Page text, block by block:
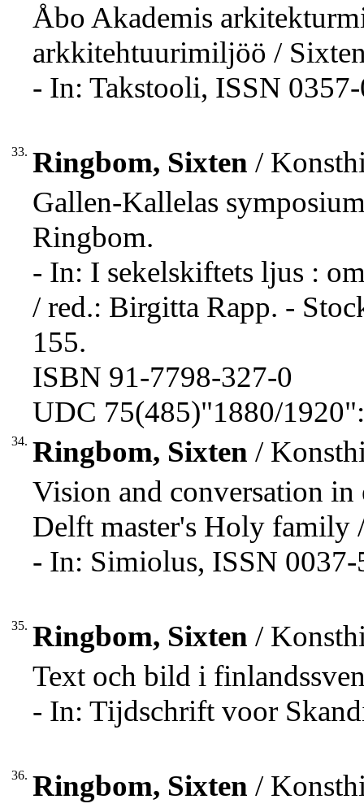
Åbo Akademis
arkkitehtuurimiljöö /
- In: Takstooli, ISSN
33. Ringbom, Sixten /
Gallen-Kallelas
Ringbom.
- In: I sekelskiftets ljus :
/ red.: Birgitta Rapp. -
155.
ISBN 91-7798-327-0
UDC 75(485)"1880/
34. Ringbom, Sixten /
Vision and conversation
Delft master's Holy family
- In: Simiolus, ISSN
35. Ringbom, Sixten /
Text och bild i
- In: Tijdschrift voor
36. Ringbom, Sixten /